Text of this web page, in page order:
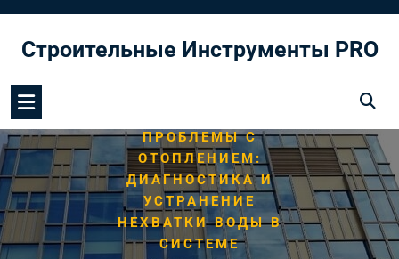
содержимому
Строительные Инструменты PRO
ПРОБЛЕМЫ С
ОТОПЛЕНИЕМ:
ДИАГНОСТИКА И
УСТРАНЕНИЕ
НЕХВАТКИ ВОДЫ В
СИСТЕМЕ